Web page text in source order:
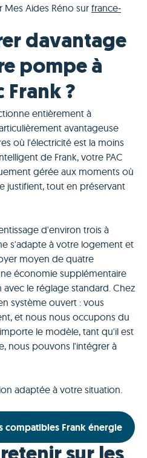
Aides Réno sur france-
davantage
pompe à
Frank ?
entièrement à
avantageuse
où l'électricité est la moins
de Frank, votre PAC
gérée aux moments où
justifient, tout en préservant
d'environ trois à
s'adapte à votre logement et
moyen de quatre
économie supplémentaire
le réglage standard. Chez
système ouvert : vous
et nous nous occupons du
le modèle, tant qu'il est
nous pouvons l'intégrer à
adaptée à votre situation.
compatibles Frank énergie